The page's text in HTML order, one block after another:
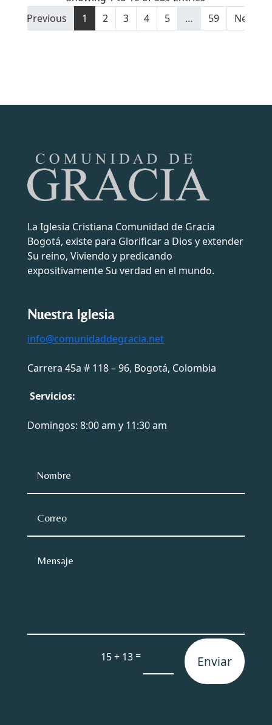
Previous
1 2 3 4 5 … 59 Next
La Iglesia Cristiana Comunidad de Gracia
Bogotá, existe para Glorificar a Dios y extender
Su reino, Viviendo y predicando
expositivamente Su verdad en el mundo.
Nuestra Iglesia
info@comunidaddegracia.net
Carrera 45a # 118 – 96, Bogotá, Colombia
Servicios:
Domingos: 8:00 am y 11:30 am
15 + 13= Enviar